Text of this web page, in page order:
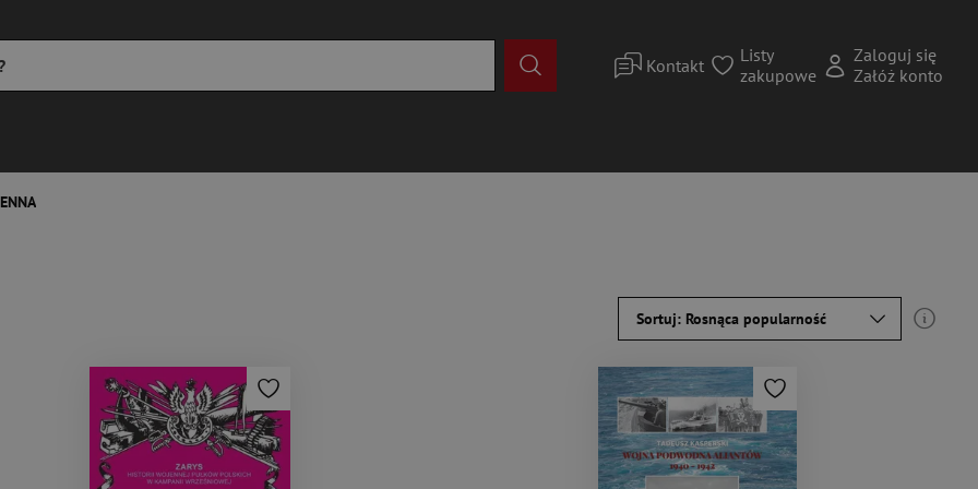
Kontakt
Listy
zakupowe
Zaloguj się
Załóż konto
Sortuj: Rosnąca popularność